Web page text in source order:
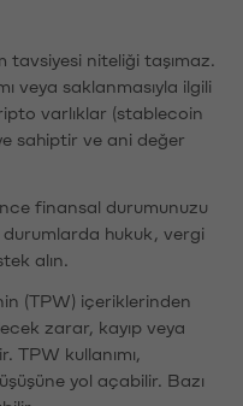
tavsiyesi niteliği taşımaz.
veya saklanmasıyla ilgili
varlıklar (stablecoin
sahiptir ve ani değer
finansal durumunuzu
hukuk, vergi
alın.
(TPW) içeriklerinden
zarar, kayıp veya
TPW kullanımı,
yol açabilir. Bazı